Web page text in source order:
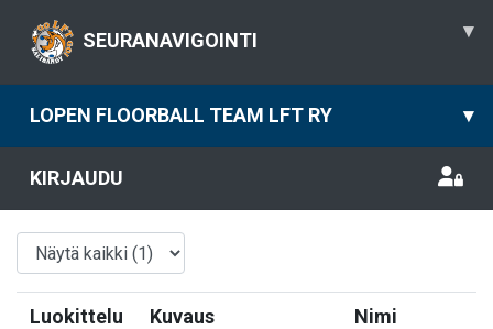
SEURANAVIGOINTI ▾
LOPEN FLOORBALL TEAM LFT RY ▾
KIRJAUDU
Luokittelu Kuvaus Nimi